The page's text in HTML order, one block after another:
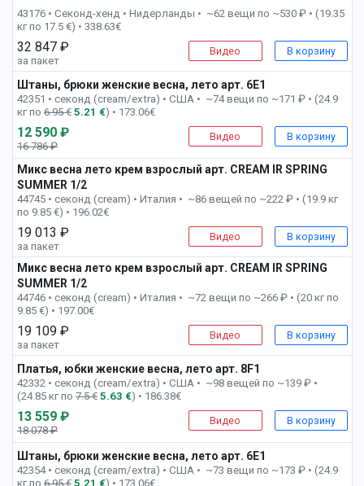
43176 • Секонд-хенд • Нидерланды • ~62 вещи по ~530 ₽ • (19.35
кг по 17.5 €) • 338.63€
32 847 ₽
за пакет
Видео В корзину
Штаны, брюки женские весна, лето арт. 6E1
42351 • секонд (cream/extra) • США • ~74 вещи по ~171 ₽ • (24.9
кг по 6.95 € 5.21 €) • 173.06€
12 590 ₽
16 786 ₽
Видео В корзину
Микс весна лето крем взрослый арт. CREAM IR SPRING
SUMMER 1/2
44745 • секонд (cream) • Италия • ~86 вещей по ~222 ₽ • (19.9 кг
по 9.85 €) • 196.02€
19 013 ₽
за пакет
Видео В корзину
Микс весна лето крем взрослый арт. CREAM IR SPRING
SUMMER 1/2
44746 • секонд (cream) • Италия • ~72 вещи по ~266 ₽ • (20 кг по
9.85 €) • 197.00€
19 109 ₽
за пакет
Видео В корзину
Платья, юбки женские весна, лето арт. 8F1
42332 • секонд (cream/extra) • США • ~98 вещей по ~139 ₽ •
(24.85 кг по 7.5 € 5.63 €) • 186.38€
13 559 ₽
18 078 ₽
Видео В корзину
Штаны, брюки женские весна, лето арт. 6E1
42354 • секонд (cream/extra) • США • ~73 вещи по ~173 ₽ • (24.9
кг по 6.95 € 5.21 €) • 173.06€